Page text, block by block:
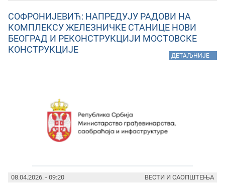
СОФРОНИЈЕВИЋ: НАПРЕДУЈУ РАДОВИ НА
КОМПЛЕКСУ ЖЕЛЕЗНИЧКЕ СТАНИЦЕ НОВИ
БЕОГРАД И РЕКОНСТРУКЦИЈИ МОСТОВСКЕ
КОНСТРУКЦИЈЕ
ДЕТАЉНИЈЕ
08.04.2026. - 09:20 ВЕСТИ И САОПШТЕЊА